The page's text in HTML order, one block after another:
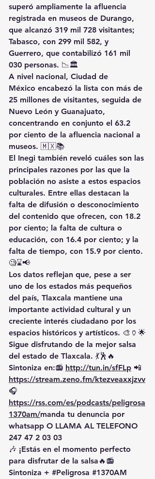
superó ampliamente la afluencia
registrada en museos de Durango,
que alcanzó 319 mil 728 visitantes;
Tabasco, con 299 mil 582, y
Guerrero, que contabilizó 161 mil
030 personas. 📉🏛️
A nivel nacional, Ciudad de
México encabezó la lista con más de
25 millones de visitantes, seguida de
Nuevo León y Guanajuato,
concentrando en conjunto el 63.2
por ciento de la afluencia nacional a
museos. 🇲🇽📚
El Inegi también reveló cuáles son las
principales razones por las que la
población no asiste a estos espacios
culturales. Entre ellas destacan la
falta de difusión o desconocimiento
del contenido que ofrecen, con 18.2
por ciento; la falta de cultura o
educación, con 16.4 por ciento; y la
falta de tiempo, con 15.9 por ciento.
🧐⌛📢
Los datos reflejan que, pese a ser
uno de los estados más pequeños
del país, Tlaxcala mantiene una
importante actividad cultural y un
creciente interés ciudadano por los
espacios históricos y artísticos. 🎨🏺🌟
Sigue disfrutando de la mejor salsa
del estado de Tlaxcala. 💃🕺🔥
Sintoniza en:📻 http://tun.in/sfFLp 📲
https://stream.zeno.fm/ktezveaxxjzvv
🎧
https://rss.com/es/podcasts/peligrosa
1370am/manda tu denuncia por
whatsapp O LLAMA AL TELEFONO
247 47 2 03 03
🎶 ¡Estás en el momento perfecto
para disfrutar de la salsa🔥📻
Sintoniza + #Peligrosa #1370AM